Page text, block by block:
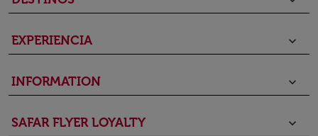
EXPERIENCIA keyboard_arrow_down
INFORMATION keyboard_arrow_down
SAFAR FLYER LOYALTY keyboard_arrow_down